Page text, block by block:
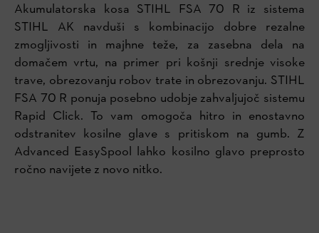
Akumulatorska kosa STIHL FSA 70 R iz sistema
STIHL AK navduši s kombinacijo dobre rezalne
zmogljivosti in majhne teže, za zasebna dela na
domačem vrtu, na primer pri košnji srednje visoke
trave, obrezovanju robov trate in obrezovanju. STIHL
FSA 70 R ponuja posebno udobje zahvaljujoč sistemu
Rapid Click. To vam omogoča hitro in enostavno
odstranitev kosilne glave s pritiskom na gumb. Z
Advanced EasySpool lahko kosilno glavo preprosto
ročno navijete z novo nitko.